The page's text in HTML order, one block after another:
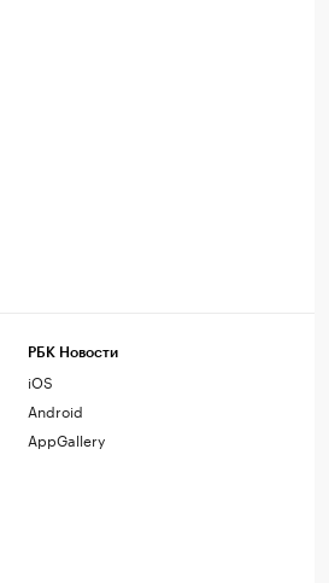
РБК Новости
iOS
Android
AppGallery